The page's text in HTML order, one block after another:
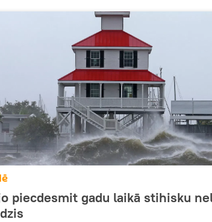
piecdesmit gadu laikā stihisku